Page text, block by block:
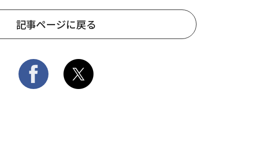
記事ページに戻る